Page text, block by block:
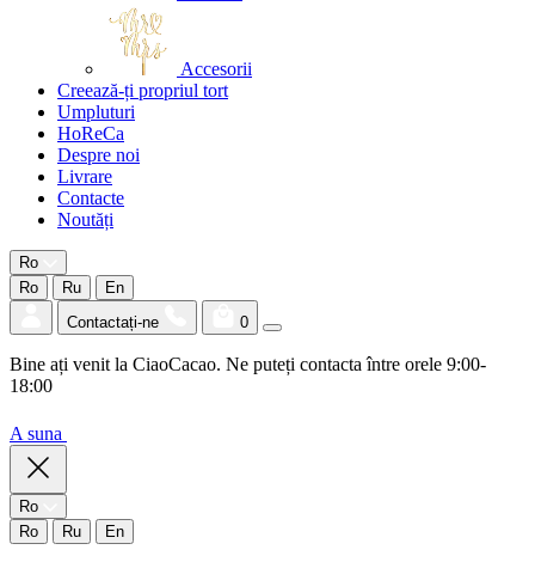
Accesorii
Creează-ți propriul tort
Umpluturi
HoReCa
Despre noi
Livrare
Contacte
Noutăți
Ro
Ro
Ru
En
Contactați-ne
0
Bine ați venit la CiaoCacao. Ne puteți contacta între orele 9:00-
18:00
A suna
Ro
Ro
Ru En